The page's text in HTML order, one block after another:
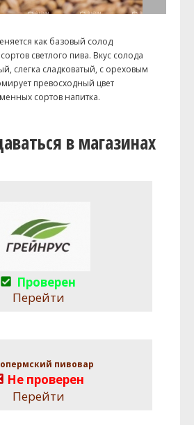
как базовый солод
светлого пива. Вкус солода
слегка сладковатый, с ореховым
превосхо­дный цвет
сортов напитка.
в магазинах
Проверен
Перейти
пивовар
Не проверен
Перейти